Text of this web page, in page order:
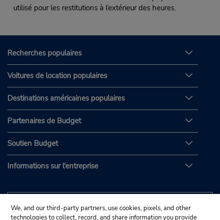
utilisé pour les restitutions à l’extérieur des heures.
Recherches populaires
Voitures de location populaires
Destinations américaines populaires
Partenaires de Budget
Soutien Budget
Informations sur l'entreprise
We, and our third-party partners, use cookies, pixels, and other
technologies to collect, record, and share information you provide